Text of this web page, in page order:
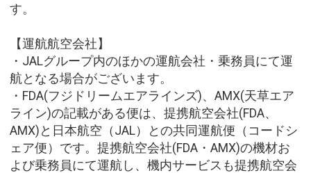
す。
【運航航空会社】
・JALグループ内のほかの運航会社・乗務員にて運
航となる場合がございます。
・FDA(フジドリームエアラインズ)、AMX(天草エア
ライン)の記載がある便は、提携航空会社(FDA、
AMX)と日本航空（JAL）との共同運航便（コードシ
ェア便）です。提携航空会社(FDA・AMX)の機材お
よび乗務員にて運航し、機内サービスも提携航空会